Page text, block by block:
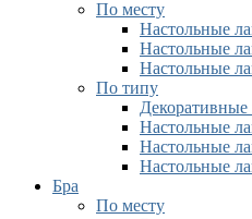
По месту
Настольные
Настольные
Настольные
По типу
Настольные
Настольные
Настольные
Бра
По месту